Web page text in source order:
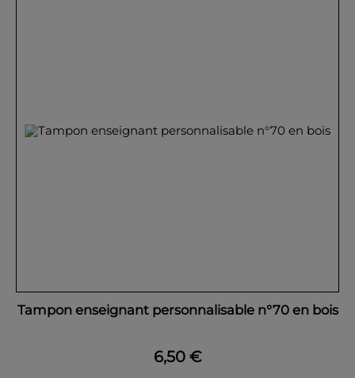
Tampon enseignant personnalisable n°70 en bois
6,50 €